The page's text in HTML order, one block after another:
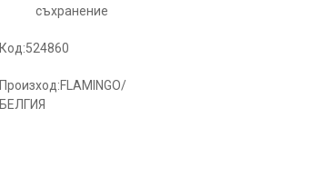
съхранение
Код:524860
Произход:FLAMINGO/
БЕЛГИЯ